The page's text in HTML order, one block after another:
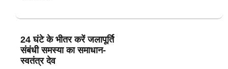
24 घंटे के भीतर करें जलापूर्ति
संबंधी समस्या का समाधान-
स्वतंत्र देव